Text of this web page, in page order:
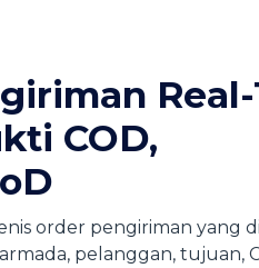
COD,
order pengiriman yang
pelanggan, tujuan,